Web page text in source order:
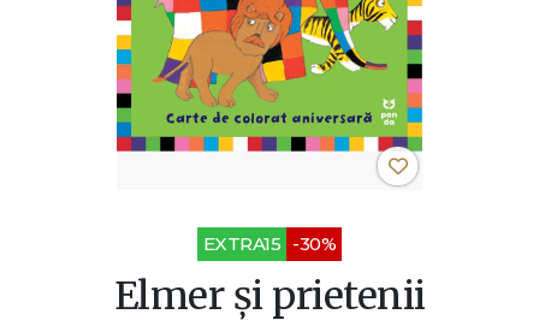
EXTRA15 -30%
Elmer și prietenii